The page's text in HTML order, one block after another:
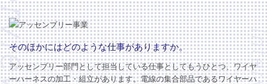
そのほかにはどのような仕事がありますか。
アッセンブリー部門として担当している仕事としてもうひとつ、ワイヤ
ーハーネスの加工・組立があります。電線の集合部品であるワイヤーハ